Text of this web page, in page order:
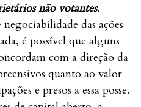
não votantes.
das ações
é possível que alguns
com a direção da
quanto ao valor
e presos a essa posse.